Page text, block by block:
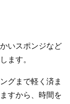
いスポンジなど
ます。
グまで軽く済ま
すから、時間を